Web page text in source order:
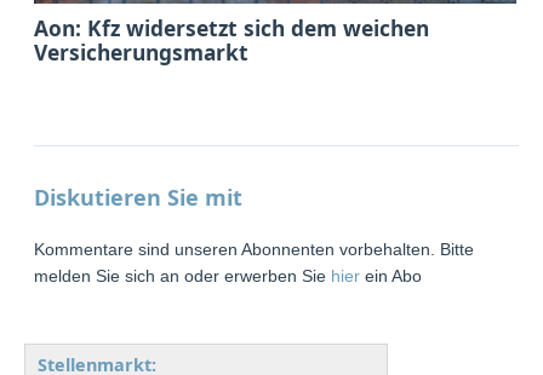
Aon: Kfz widersetzt sich dem weichen
Versicherungsmarkt
Diskutieren Sie mit
Kommentare sind unseren Abonnenten vorbehalten. Bitte
melden Sie sich an oder erwerben Sie hier ein Abo
Stellenmarkt: